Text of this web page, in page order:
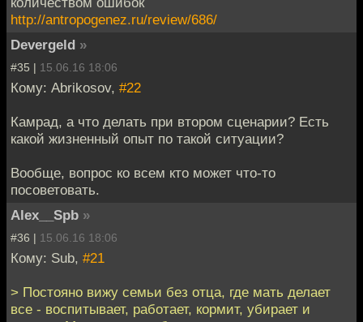
http://antropogenez.ru/review/686/
Devergeld »
#35 | 15.06.16 18:06
Кому: Abrikosov, #22
Камрад, а что делать при втором сценарии? Есть
какой жизненный опыт по такой ситуации?
Вообще, вопрос ко всем кто может что-то
посоветовать.
Alex__Spb »
#36 | 15.06.16 18:06
Кому: Sub, #21
> Постояно вижу семьи без отца, где мать делает
все - воспитывает, работает, кормит, убирает и